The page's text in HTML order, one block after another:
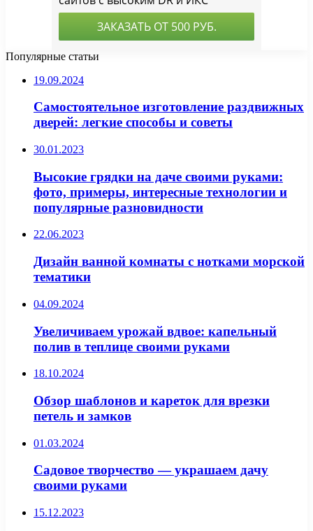
Популярные статьи
19.09.2024
Самостоятельное изготовление раздвижных
дверей: легкие способы и советы
30.01.2023
Высокие грядки на даче своими руками:
фото, примеры, интересные технологии и
популярные разновидности
22.06.2023
Дизайн ванной комнаты с нотками морской
тематики
04.09.2024
Увеличиваем урожай вдвое: капельный
полив в теплице своими руками
18.10.2024
Обзор шаблонов и кареток для врезки
петель и замков
01.03.2024
Садовое творчество — украшаем дачу
своими руками
15.12.2023